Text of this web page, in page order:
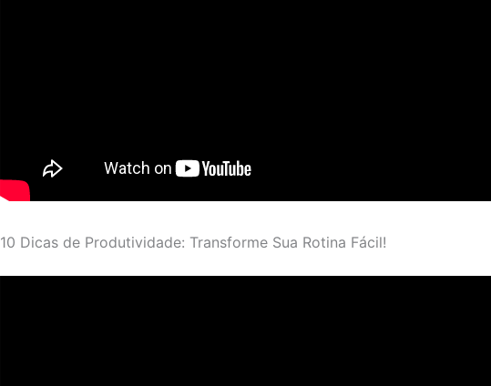
10 Dicas de Produtividade: Transforme Sua Rotina Fácil!